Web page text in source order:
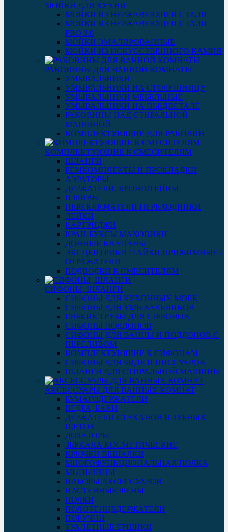
МОЙКИ ДЛЯ КУХНИ
МОЙКИ ИЗ НЕРЖАВЕЮЩЕЙ СТАЛИ
МОЙКИ ИЗ НЕРЖАВЕЮЩЕЙ СТАЛИ
PRO 3.0
МОЙКИ ЭМАЛИРОВАННЫЕ
МОЙКИ ИЗ ИСКУССТВЕННОГО КАМНЯ
РАКОВИНЫ ДЛЯ ВАННОЙ КОМНАТЫ
УМЫВАЛЬНИКИ
УМЫВАЛЬНИКИ НА СТОЛЕШНИЦУ
УМЫВАЛЬНИКИ МЕБЕЛЬНЫЕ
УМЫВАЛЬНИКИ НА ПЬЕДЕСТАЛЕ
РАКОВИНЫ НАД СТИРАЛЬНОЙ
МАШИНОЙ
КОМПЛЕКТУЮЩИЕ ДЛЯ РАКОВИН
КОМПЛЕКТУЮЩИЕ К СМЕСИТЕЛЯМ
ШЛАНГИ
РЕМКОМПЛЕКТЫ И ПРОКЛАДКИ
АЭРАТОРЫ
ДЕРЖАТЕЛИ, КРОНШТЕЙНЫ
ИЗЛИВЫ
ПЕРЕКЛЮЧАТЕЛИ ПЕРЕХОДНИКИ
ЛЕЙКИ
КАРТРИДЖИ
КРАН-БУКСЫ МАХОВИКИ
ДОННЫЕ КЛАПАНЫ
ЭКСЦЕНТРИКИ / ГАЙКИ ПРИЖИМНЫЕ /
ОТРАЖАТЕЛИ
ПОДВОДКИ К СМЕСИТЕЛЯМ
СИФОНЫ, ШЛАНГИ
СИФОНЫ ДЛЯ КУХОННЫХ МОЕК
СИФОНЫ ДЛЯ УМЫВАЛЬНИКОВ
ГИБКИЕ ТРУБЫ ДЛЯ СИФОНОВ
СИФОНЫ ПОДДОНОВ
СИФОНЫ ДЛЯ ВАННЫ И ПОДДОНОВ С
ПЕРЕЛИВОМ
КОМПЛЕКТУЮЩИЕ К СИФОНАМ
СИФОНЫ ДЛЯ БИДЕ И ПИССУАРОВ
ШЛАНГИ ДЛЯ СТИРАЛЬНОЙ МАШИНЫ
АКСЕССУАРЫ ДЛЯ ВАННЫХ КОМНАТ
БУМАГОДЕРЖАТЕЛИ
ВЕДРА, БАКИ
ДЕРЖАТЕЛИ СТАКАНОВ И ЗУБНЫХ
ЩЕТОК
ДОЗАТОРЫ
ЗЕРКАЛА КОСМЕТИЧЕСКИЕ
КРЮЧКИ ВЕШАЛКИ
МНОГОФУНКЦИОНАЛЬНАЯ ПОЛКА
МЫЛЬНИЦЫ
НАБОРЫ АКСЕССУАРОВ
НАСТЕННЫЕ ФЕНЫ
ПОЛКИ
ПОЛОТЕНЦЕДЕРЖАТЕЛИ
ПОРУЧНИ
ТУАЛЕТНЫЕ ЕРШИКИ